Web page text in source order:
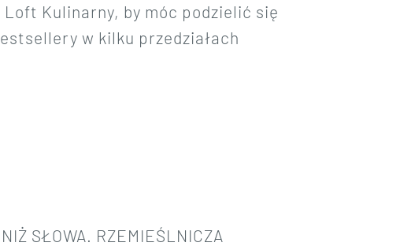
Kulinarny, by móc podzielić się
w kilku przedziałach
SŁOWA. RZEMIEŚLNICZA